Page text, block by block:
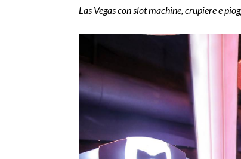
Las Vegas con slot machine, crupiere e